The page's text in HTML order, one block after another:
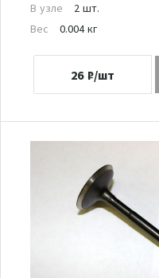
В узле
2 шт.
Вес
0.004 кг
26 ₽/шт